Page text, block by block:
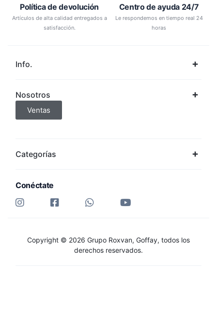
Política de devolución
Artículos de alta calidad entregados a
satisfacción.
Centro de ayuda 24/7
Le respondemos en tiempo real 24
horas
Info.
Nosotros
Ventas
Categorías
Conéctate
Copyright © 2026 Grupo Roxvan, Goffay, todos los
derechos reservados.